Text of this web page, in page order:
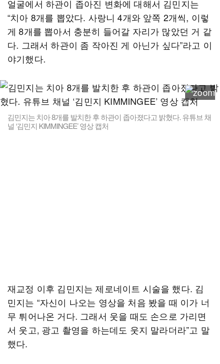
얼굴에서 하관이 좁아진 변화에 대해서 김민지는
“치아 8개를 뽑았다. 사랑니 4개와 앞쪽 2개씩, 이렇
게 8개를 뽑아서 충분히 들어갈 자리가 많았던 거 같
다. 그래서 하관이 좀 작아진 게 아닌가 싶다”라고 이
야기했다.
김민지는 치아 8개를 발치한 후 하관이 좁아졌다고 밝혔다. 유튜브 채
널 ‘김민지 KIMMINGEE’ 영상 캡처
재교정 이후 김민지는 제로네이트 시술을 했다. 김
민지는 “자신이 나오는 영상을 처음 봤을 때 이가 너
무 튀어나온 거다. 그래서 웃을 때도 손으로 가리면
서 웃고, 광고 촬영을 하는데도 웃지 말라더라”고 말
했다.